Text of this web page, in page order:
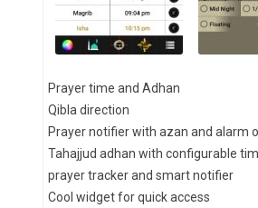
Prayer time and Adhan
Qibla direction
Prayer notifier with azan and alarm
Tahajjud adhan with configurable
prayer tracker and smart notifier
Cool widget for quick access